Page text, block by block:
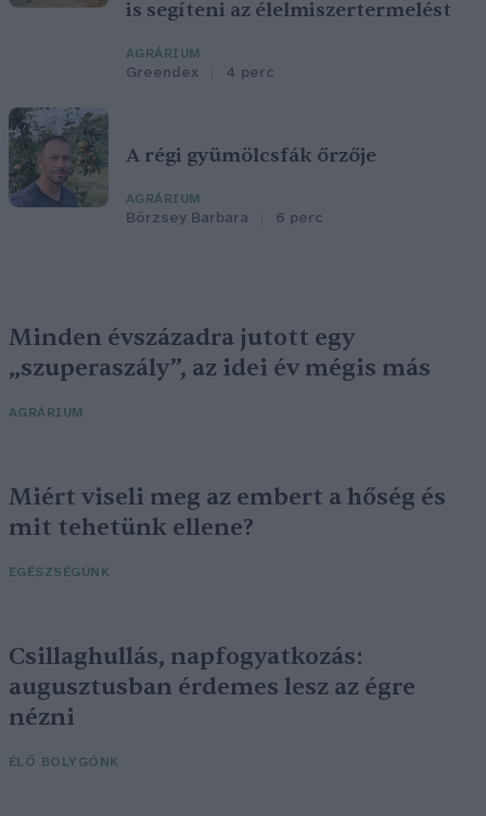
is segíteni az élelmiszertermelést
AGRÁRIUM
Greendex 4 perc
A régi gyümölcsfák őrzője
AGRÁRIUM
Börzsey Barbara 6 perc
Minden évszázadra jutott egy
„szuperaszály”, az idei év mégis más
AGRÁRIUM
Miért viseli meg az embert a hőség és
mit tehetünk ellene?
EGÉSZSÉGÜNK
Csillaghullás, napfogyatkozás:
augusztusban érdemes lesz az égre
nézni
ÉLŐ BOLYGÓNK